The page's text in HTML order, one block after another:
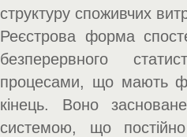
структуру споживчих
Реєстрова форма
безперервного
процесами, що мають
кінець. Воно
системою, що